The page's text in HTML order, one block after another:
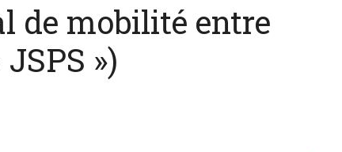
de mobilité entre
»)